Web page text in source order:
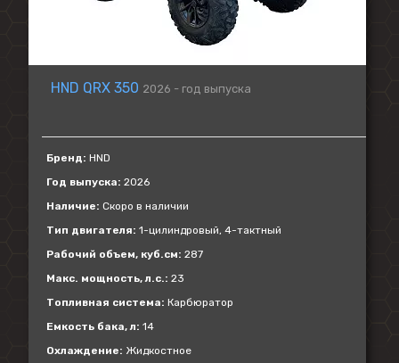
HND QRX 350 2026 - год выпуска
Бренд: HND
Год выпуска: 2026
Наличие: Скоро в наличии
Тип двигателя: 1-цилиндровый, 4-тактный
Рабочий объем, куб.см: 287
Макс. мощность, л.с.: 23
Топливная система: Карбюратор
Емкость бака, л: 14
Охлаждение: Жидкостное